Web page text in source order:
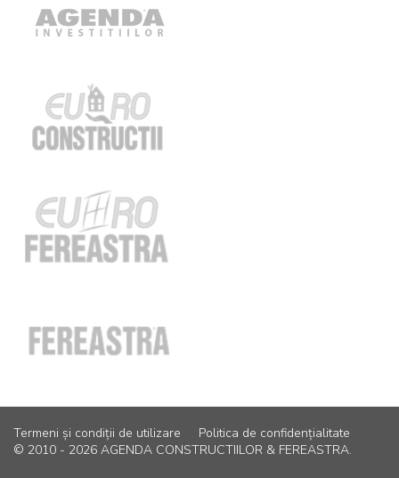
Termeni și condiții de utilizare
Politica de confidențialitate
© 2010 - 2026 AGENDA CONSTRUCTIILOR & FEREASTRA.